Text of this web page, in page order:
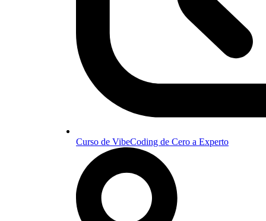
Curso de VibeCoding de Cero a Experto